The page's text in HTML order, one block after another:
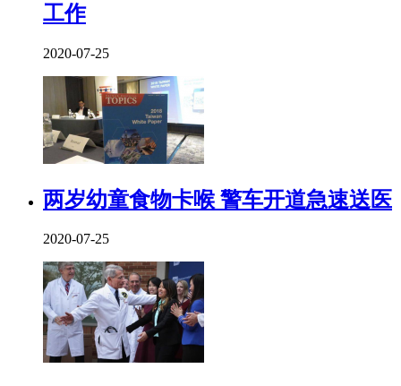
工作
2020-07-25
两岁幼童食物卡喉 警车开道急速送医
2020-07-25